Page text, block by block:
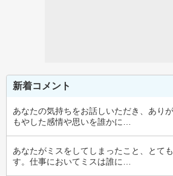
新着コメント
あなたの気持ちをお話しいただき、あり
もやした感情や思いを誰かに…
あなたがミスをしてしまったこと、とて
す。仕事においてミスは誰に…